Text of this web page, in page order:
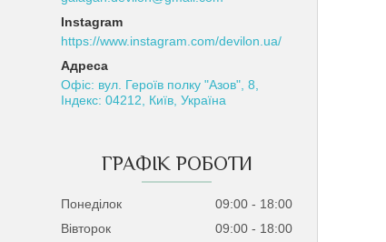
Instagram
https://www.instagram.com/devilon.ua/
Офіс: вул. Героїв полку "Азов", 8,
Індекс: 04212, Київ, Україна
ГРАФІК РОБОТИ
Понеділок 09:00
18:00
Вівторок
09:00
18:00